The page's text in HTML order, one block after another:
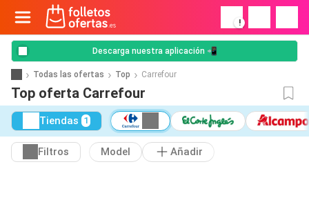
!
Descarga nuestra aplicación 📲
Todas las ofertas Top Carrefour
Top oferta Carrefour
Tiendas 1
Filtros Model Añadir